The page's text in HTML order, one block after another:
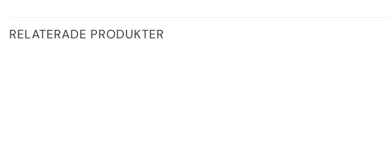
RELATERADE PRODUKTER